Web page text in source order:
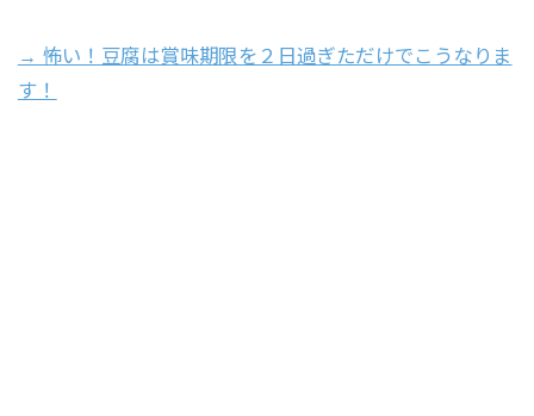
→ 怖い！豆腐は賞味期限を２日過ぎただけでこうなりま
す！